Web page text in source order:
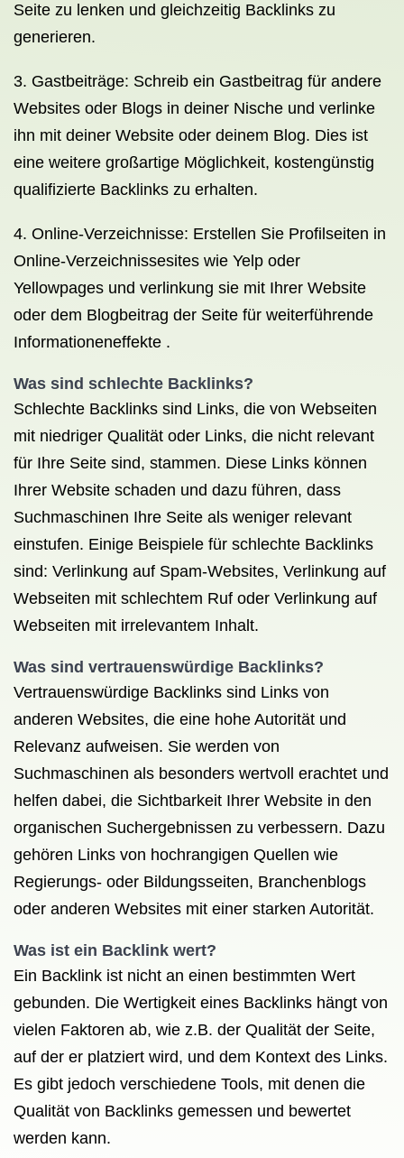
Seite zu lenken und gleichzeitig Backlinks zu
generieren.
3. Gastbeiträge: Schreib ein Gastbeitrag für andere
Websites oder Blogs in deiner Nische und verlinke
ihn mit deiner Website oder deinem Blog. Dies ist
eine weitere großartige Möglichkeit, kostengünstig
qualifizierte Backlinks zu erhalten.
4. Online-Verzeichnisse: Erstellen Sie Profilseiten in
Online-Verzeichnissesites wie Yelp oder
Yellowpages und verlinkung sie mit Ihrer Website
oder dem Blogbeitrag der Seite für weiterführende
Informationeneffekte .
Was sind schlechte Backlinks?
Schlechte Backlinks sind Links, die von Webseiten
mit niedriger Qualität oder Links, die nicht relevant
für Ihre Seite sind, stammen. Diese Links können
Ihrer Website schaden und dazu führen, dass
Suchmaschinen Ihre Seite als weniger relevant
einstufen. Einige Beispiele für schlechte Backlinks
sind: Verlinkung auf Spam-Websites, Verlinkung auf
Webseiten mit schlechtem Ruf oder Verlinkung auf
Webseiten mit irrelevantem Inhalt.
Was sind vertrauenswürdige Backlinks?
Vertrauenswürdige Backlinks sind Links von
anderen Websites, die eine hohe Autorität und
Relevanz aufweisen. Sie werden von
Suchmaschinen als besonders wertvoll erachtet und
helfen dabei, die Sichtbarkeit Ihrer Website in den
organischen Suchergebnissen zu verbessern. Dazu
gehören Links von hochrangigen Quellen wie
Regierungs- oder Bildungsseiten, Branchenblogs
oder anderen Websites mit einer starken Autorität.
Was ist ein Backlink wert?
Ein Backlink ist nicht an einen bestimmten Wert
gebunden. Die Wertigkeit eines Backlinks hängt von
vielen Faktoren ab, wie z.B. der Qualität der Seite,
auf der er platziert wird, und dem Kontext des Links.
Es gibt jedoch verschiedene Tools, mit denen die
Qualität von Backlinks gemessen und bewertet
werden kann.